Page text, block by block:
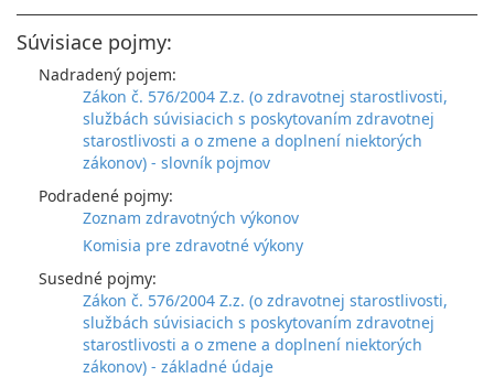
Súvisiace pojmy:
Nadradený pojem:
Zákon č. 576/2004 Z.z. (o zdravotnej starostlivosti,
službách súvisiacich s poskytovaním zdravotnej
starostlivosti a o zmene a doplnení niektorých
zákonov) - slovník pojmov
Podradené pojmy:
Zoznam zdravotných výkonov
Komisia pre zdravotné výkony
Susedné pojmy:
Zákon č. 576/2004 Z.z. (o zdravotnej starostlivosti,
službách súvisiacich s poskytovaním zdravotnej
starostlivosti a o zmene a doplnení niektorých
zákonov) - základné údaje